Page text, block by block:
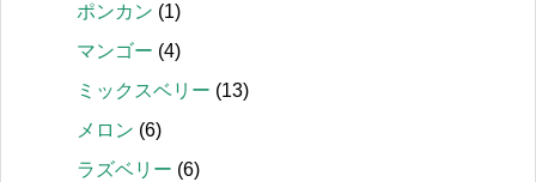
ポンカン (1)
マンゴー (4)
ミックスベリー (13)
メロン (6)
ラズベリー (6)